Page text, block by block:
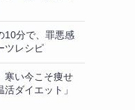
10分で、罪悪感
ツレシピ
寒い今こそ痩せ
ダイエット」